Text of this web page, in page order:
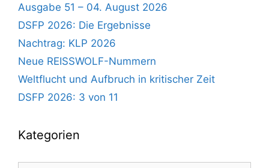
Ausgabe 51 – 04. August 2026
DSFP 2026: Die Ergebnisse
Nachtrag: KLP 2026
Neue REISSWOLF-Nummern
Weltflucht und Aufbruch in kritischer Zeit
DSFP 2026: 3 von 11
Kategorien